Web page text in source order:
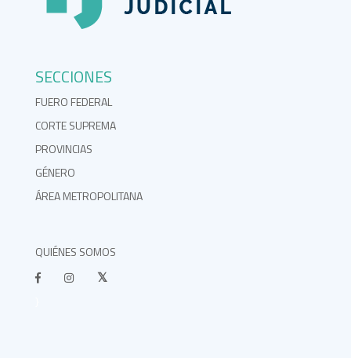
SECCIONES
FUERO FEDERAL
CORTE SUPREMA
PROVINCIAS
GÉNERO
ÁREA METROPOLITANA
QUIÉNES SOMOS